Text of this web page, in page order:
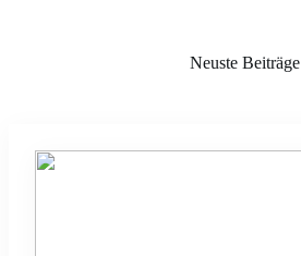
Neuste Beiträge